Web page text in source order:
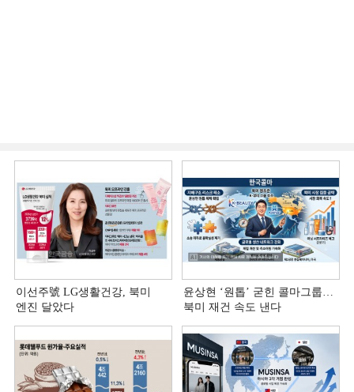
이선주號 LG생활건강, 북미
엔진 달았다
윤상현 ‘원톱ʼ 굳힌 콜마그룹…
북미 재건 속도 낸다